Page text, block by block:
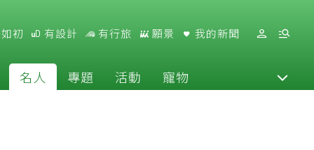
初 有設計 有行旅 願景 我的新聞
名人 專題 活動 寵物